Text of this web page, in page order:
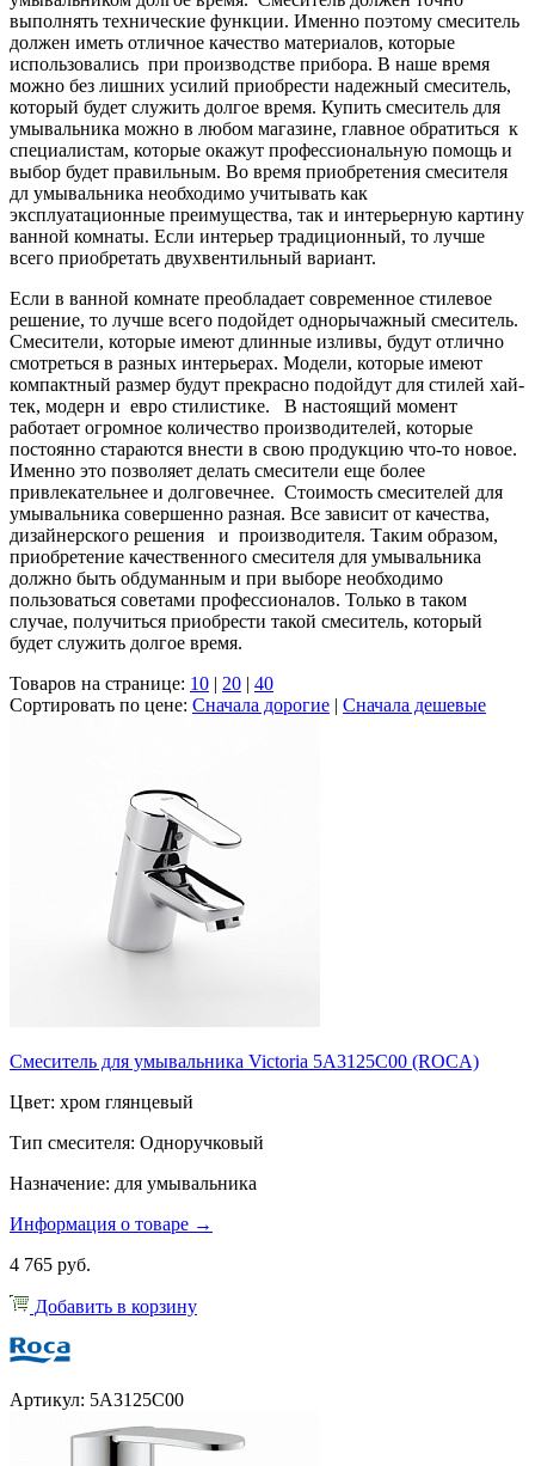
выполнять технические функции. Именно поэтому смеситель
должен иметь отличное качество материалов, которые
использовались при производстве прибора. В наше время
можно без лишних усилий приобрести надежный смеситель,
который будет служить долгое время. Купить смеситель для
умывальника можно в любом магазине, главное обратиться к
специалистам, которые окажут профессиональную помощь и
выбор будет правильным. Во время приобретения смесителя
дл умывальника необходимо учитывать как
эксплуатационные преимущества, так и интерьерную картину
ванной комнаты. Если интерьер традиционный, то лучше
всего приобретать двухвентильный вариант.
Если в ванной комнате преобладает современное стилевое
решение, то лучше всего подойдет однорычажный смеситель.
Смесители, которые имеют длинные изливы, будут отлично
смотреться в разных интерьерах. Модели, которые имеют
компактный размер будут прекрасно подойдут для стилей хай-
тек, модерн и евро стилистике. В настоящий момент
работает огромное количество производителей, которые
постоянно стараются внести в свою продукцию что-то новое.
Именно это позволяет делать смесители еще более
привлекательнее и долговечнее. Стоимость смесителей для
умывальника совершенно разная. Все зависит от качества,
дизайнерского решения и производителя. Таким образом,
приобретение качественного смесителя для умывальника
должно быть обдуманным и при выборе необходимо
пользоваться советами профессионалов. Только в таком
случае, получиться приобрести такой смеситель, который
будет служить долгое время.
Товаров на странице: 10 | 20 | 40
Сортировать по цене: Сначала дорогие | Сначала дешевые
Смеситель для умывальника Victoria 5A3125C00 (ROCA)
Цвет: хром глянцевый
Тип смесителя: Одноручковый
Назначение: для умывальника
Информация о товаре →
4 765 руб.
Добавить в корзину
Артикул: 5A3125C00